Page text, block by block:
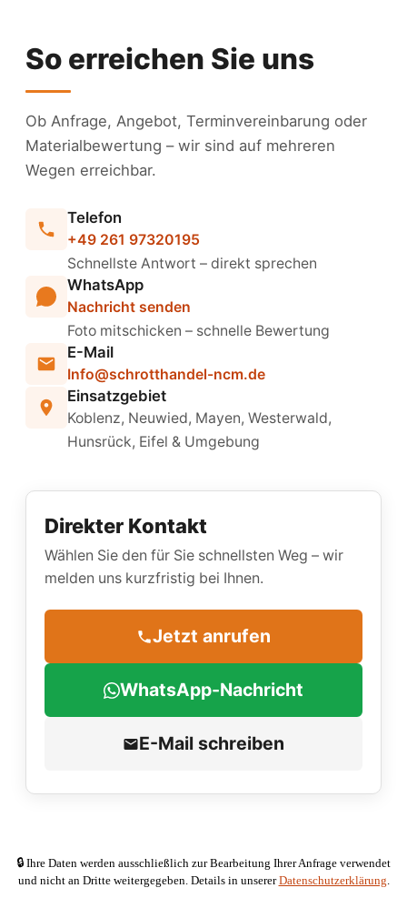
So erreichen Sie uns
Ob Anfrage, Angebot, Terminvereinbarung oder
Materialbewertung – wir sind auf mehreren
Wegen erreichbar.
Telefon
+49 261 97320195
Schnellste Antwort – direkt sprechen
WhatsApp
Nachricht senden
Foto mitschicken – schnelle Bewertung
E-Mail
Info@schrotthandel-ncm.de
Einsatzgebiet
Koblenz, Neuwied, Mayen, Westerwald,
Hunsrück, Eifel & Umgebung
Direkter Kontakt
Wählen Sie den für Sie schnellsten Weg – wir
melden uns kurzfristig bei Ihnen.
Jetzt anrufen
WhatsApp-Nachricht
E-Mail schreiben
🔒 Ihre Daten werden ausschließlich zur Bearbeitung Ihrer Anfrage verwendet
und nicht an Dritte weitergegeben. Details in unsererDatenschutzerklärung.